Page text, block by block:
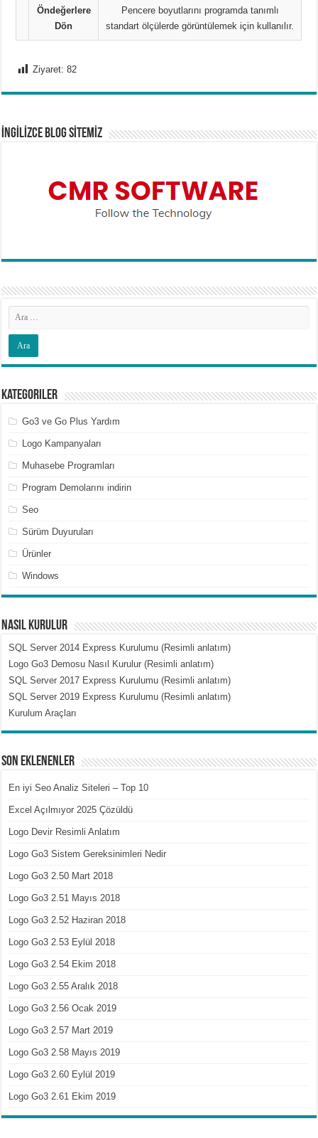
Öndeğerlere
Dön
Pencere boyutlarını programda tanımlı
standart ölçülerde görüntülemek için kullanılır.
Ziyaret: 82
İNGİLİZCE BLOG SİTEMİZ
Kategoriler
Go3 ve Go Plus Yardım
Logo Kampanyaları
Muhasebe Programları
Program Demolarını indirin
Seo
Sürüm Duyuruları
Ürünler
Windows
Nasıl Kurulur
SQL Server 2014 Express Kurulumu (Resimli anlatım)
Logo Go3 Demosu Nasıl Kurulur (Resimli anlatım)
SQL Server 2017 Express Kurulumu (Resimli anlatım)
SQL Server 2019 Express Kurulumu (Resimli anlatım)
Kurulum Araçları
Son Eklenenler
En iyi Seo Analiz Siteleri – Top 10
Excel Açılmıyor 2025 Çözüldü
Logo Devir Resimli Anlatım
Logo Go3 Sistem Gereksinimleri Nedir
Logo Go3 2.50 Mart 2018
Logo Go3 2.51 Mayıs 2018
Logo Go3 2.52 Haziran 2018
Logo Go3 2.53 Eylül 2018
Logo Go3 2.54 Ekim 2018
Logo Go3 2.55 Aralık 2018
Logo Go3 2.56 Ocak 2019
Logo Go3 2.57 Mart 2019
Logo Go3 2.58 Mayıs 2019
Logo Go3 2.60 Eylül 2019
Logo Go3 2.61 Ekim 2019